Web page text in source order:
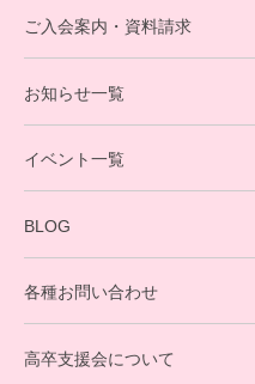
eスポーツコース
就労支援コース
英会話・海外留学コース
寮生活サポート
卒業生の今
アウトリーチ支援
ご入会案内・資料請求
お知らせ一覧
イベント一覧
BLOG
保護者交流だより一覧
各種お問い合わせ
高卒支援会について